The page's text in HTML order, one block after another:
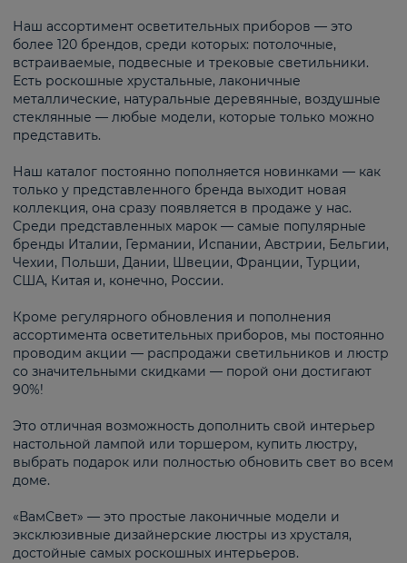
Наш ассортимент осветительных приборов — это
более 120 брендов, среди которых: потолочные,
встраиваемые, подвесные и трековые светильники.
Есть роскошные хрустальные, лаконичные
металлические, натуральные деревянные, воздушные
стеклянные — любые модели, которые только можно
представить.
Наш каталог постоянно пополняется новинками — как
только у представленного бренда выходит новая
коллекция, она сразу появляется в продаже у нас.
Среди представленных марок — самые популярные
бренды Италии, Германии, Испании, Австрии, Бельгии,
Чехии, Польши, Дании, Швеции, Франции, Турции,
США, Китая и, конечно, России.
Кроме регулярного обновления и пополнения
ассортимента осветительных приборов, мы постоянно
проводим акции — распродажи светильников и люстр
со значительными скидками — порой они достигают
90%!
Это отличная возможность дополнить свой интерьер
настольной лампой или торшером, купить люстру,
выбрать подарок или полностью обновить свет во всем
доме.
«ВамСвет» — это простые лаконичные модели и
эксклюзивные дизайнерские люстры из хрусталя,
достойные самых роскошных интерьеров.